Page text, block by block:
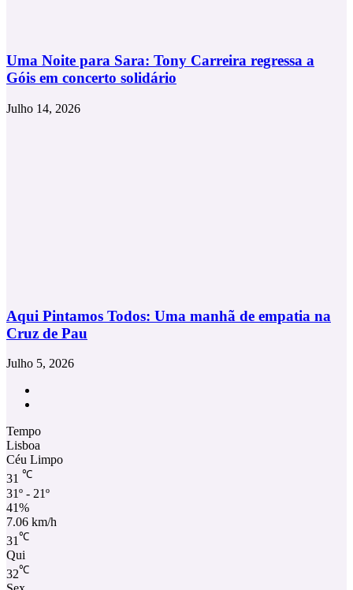
Uma Noite para Sara: Tony Carreira regressa a
Góis em concerto solidário
Julho 14, 2026
Aqui Pintamos Todos: Uma manhã de empatia na
Cruz de Pau
Julho 5, 2026
Tempo
Lisboa
Céu Limpo
31 ℃
31º - 21º
41%
7.06 km/h
31 ℃
Qui
32℃